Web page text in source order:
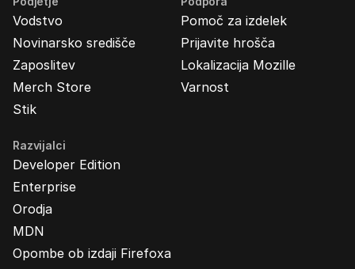
Vodstvo
Novinarsko središče
Zaposlitev
Merch Store
Stik
Pomoč za izdelek
Prijavite hrošča
Lokalizacija Mozille
Varnost
Razvijalci
Developer Edition
Enterprise
Orodja
MDN
Opombe ob izdaji Firefoxa